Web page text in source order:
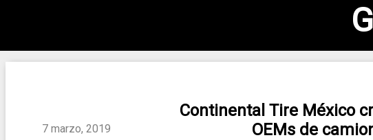
7 marzo, 2019
Continental Tire México
OEMs de